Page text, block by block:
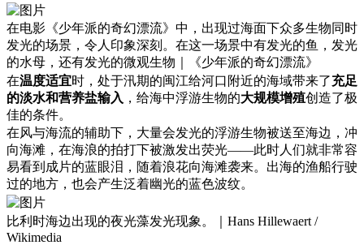
在电影《少年派的奇幻漂流》中，出现过海面下众多生物同时
发光的场景，令人印象深刻。在这一场景中有发光的鱼，发光
的水母，还有发光的微观生物｜《少年派的奇幻漂流》
在温度适宜时，处于汛期的闽江给河口附近的海域带来了充足
的淡水和营养盐输入 ，给海中浮游生物的大规模增殖创造了极
佳的条件。
在风与海流的辅助下，大量会发光的浮游生物被送至海边，冲
向海滩，在海浪的拍打下被激发出荧光——此时人们就非常容
易看到成片的蓝眼泪，随着浪花向海滩袭来。出海的渔船行驶
过的地方，也会产生泛着幽光的蓝色波纹。
比利时海边出现的夜光藻发光现象。｜Hans Hillewaert /
Wikimedia